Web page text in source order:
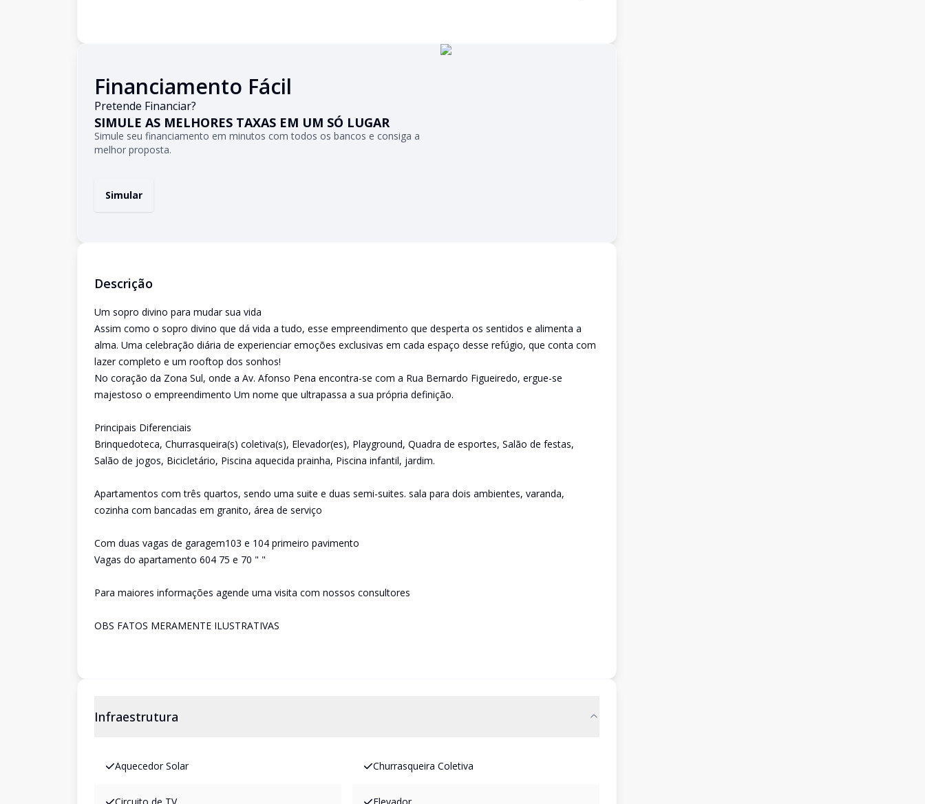
Financiamento Fácil
Pretende Financiar?
SIMULE AS MELHORES TAXAS EM UM SÓ LUGAR
Simule seu financiamento em minutos com todos os bancos e consiga a
melhor proposta.
Simular
Descrição
Um sopro divino para mudar sua vida
Assim como o sopro divino que dá vida a tudo, esse empreendimento que desperta os sentidos e alimenta a
alma. Uma celebração diária de experienciar emoções exclusivas em cada espaço desse refúgio, que conta com
lazer completo e um rooftop dos sonhos!
No coração da Zona Sul, onde a Av. Afonso Pena encontra-se com a Rua Bernardo Figueiredo, ergue-se
majestoso o empreendimento Um nome que ultrapassa a sua própria definição.
Principais Diferenciais
Brinquedoteca, Churrasqueira(s) coletiva(s), Elevador(es), Playground, Quadra de esportes, Salão de festas,
Salão de jogos, Bicicletário, Piscina aquecida prainha, Piscina infantil, jardim.
Apartamentos com três quartos, sendo uma suite e duas semi-suites. sala para dois ambientes, varanda,
cozinha com bancadas em granito, área de serviço
Com duas vagas de garagem103 e 104 primeiro pavimento
Vagas do apartamento 604 75 e 70 " "
Para maiores informações agende uma visita com nossos consultores
OBS FATOS MERAMENTE ILUSTRATIVAS
Infraestrutura
Aquecedor Solar Churrasqueira Coletiva